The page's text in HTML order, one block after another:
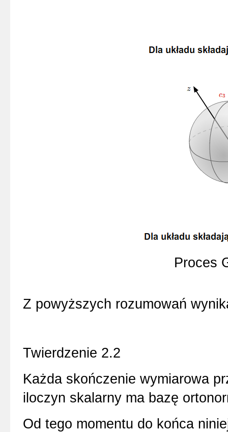
Proces
Z powyższych rozumowań
Twierdzenie 2.2
Każda skończenie wymiarowa
iloczyn skalarny ma bazę
Od tego momentu do końca